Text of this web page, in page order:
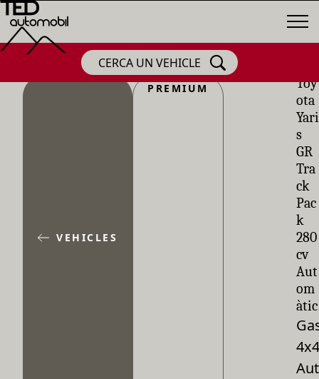
CERCA UN VEHICLE
VEHICLES
PREMIUM
Toy
ota
Yari
s
GR
Tra
ck
Pac
k
280
cv
Aut
om
àtic
4x4